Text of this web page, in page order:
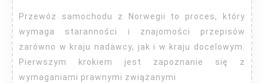
z
Norwegii?
Przewóz samochodu z Norwegii to proces, który
wymaga staranności i znajomości przepisów
zarówno w kraju nadawcy, jak i w kraju docelowym.
Pierwszym krokiem jest zapoznanie się z
wymaganiami prawnymi związanymi